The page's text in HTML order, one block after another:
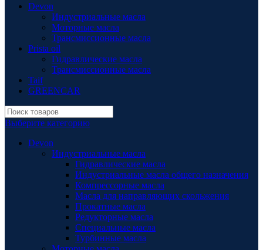
Devon
Индустриальные масла
Моторные масла
Трансмиссионные масла
Prista oil
Гидравлические масла
Трансмиссионные масла
Taif
GREENCAR
Выберите категорию
Devon
Индустриальные масла
Гидравлические масла
Индустриальные масла общего назначения
Компрессорные масла
Масла для направляющих скольжения
Прокатные масла
Редукторные масла
Специальные масла
Турбинные масла